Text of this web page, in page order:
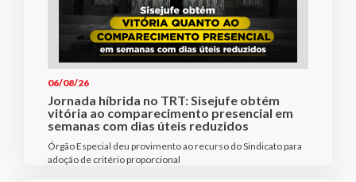
06/08/26
Jornada híbrida no TRT: Sisejufe obtém
vitória ao comparecimento presencial em
semanas com dias úteis reduzidos
Órgão Especial deu provimento ao recurso do Sindicato para
adoção de critério proporcional